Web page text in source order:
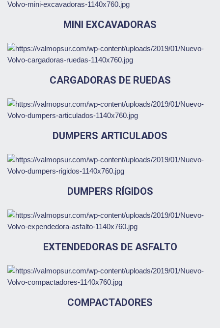
MINI EXCAVADORAS
CARGADORAS DE RUEDAS
DUMPERS ARTICULADOS
DUMPERS RÍGIDOS
EXTENDEDORAS DE ASFALTO
COMPACTADORES